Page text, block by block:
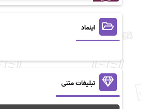
اینماد
تبلیغات متنی